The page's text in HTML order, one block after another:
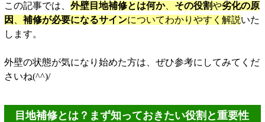
この記事では、 外壁目地補修とは何か、 その役割や劣化の原
因 、 補修が必要になるサインについてわかりやすく解説いた
します。
外壁の状態が気になり始めた方は、ぜひ参考にしてみてくだ
さいね(^^)/
目地補修とは？まず知っておきたい役割と重要性